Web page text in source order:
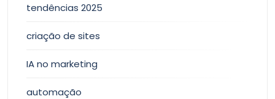
tendências 2025
criação de sites
IA no marketing
automação